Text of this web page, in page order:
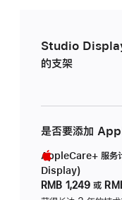
Studio Display
的支架
是否要添加
AppleCare+ 服务
Display)
RMB 1,249 或